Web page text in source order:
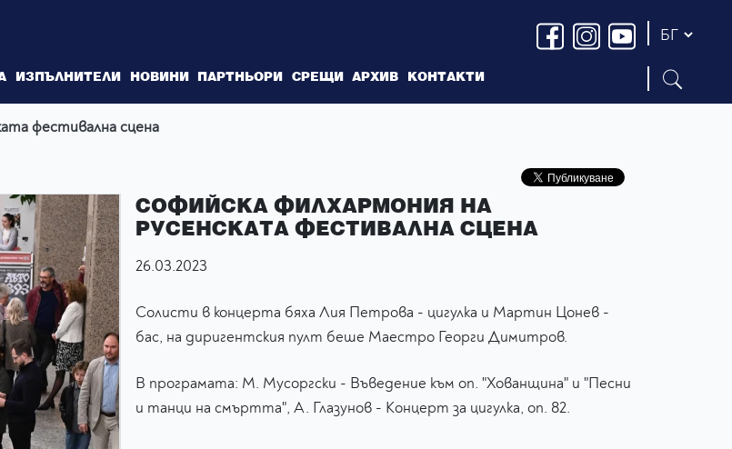
ИЗПЪЛНИТЕЛИ НОВИНИ ПАРТНЬОРИ СРЕЩИ АРХИВ КОНТАКТИ
фестивална сцена
СОФИЙСКА ФИЛХАРМОНИЯ НА
РУСЕНСКАТА ФЕСТИВАЛНА СЦЕНА
26.03.2023
Солисти в концерта бяха Лия Петрова - цигулка и Мартин Цонев -
бас, на диригентския пулт беше Маестро Георги Димитров.
В програмата: М. Мусоргски - Въведение към оп. "Хованщина" и "Песни
и танци на смъртта", А. Глазунов - Концерт за цигулка, оп. 82.